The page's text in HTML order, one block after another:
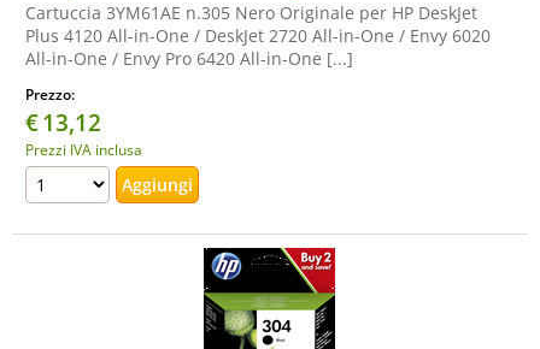
Cartuccia 3YM61AE n.305 Nero Originale per HP DeskJet
Plus 4120 All-in-One / DeskJet 2720 All-in-One / Envy 6020
All-in-One / Envy Pro 6420 All-in-One [...]
Prezzo:
€13,12
Prezzi IVA inclusa